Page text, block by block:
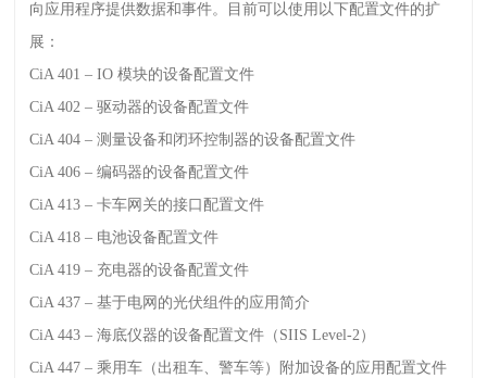
向应用程序提供数据和事件。目前可以使用以下配置文件的扩
展：
CiA 401–IO模块的设备配置文件
CiA 402– 驱动器的设备配置文件
CiA 404– 测量设备和闭环控制器的设备配置文件
CiA 406– 编码器的设备配置文件
CiA 413– 卡车网关的接口配置文件
CiA 418– 电池设备配置文件
CiA 419– 充电器的设备配置文件
CiA 437– 基于电网的光伏组件的应用简介
CiA 443– 海底仪器的设备配置文件（ SIIS Level-2）
CiA 447– 乘用车（出租车、警车等）附加设备的应用配置文件